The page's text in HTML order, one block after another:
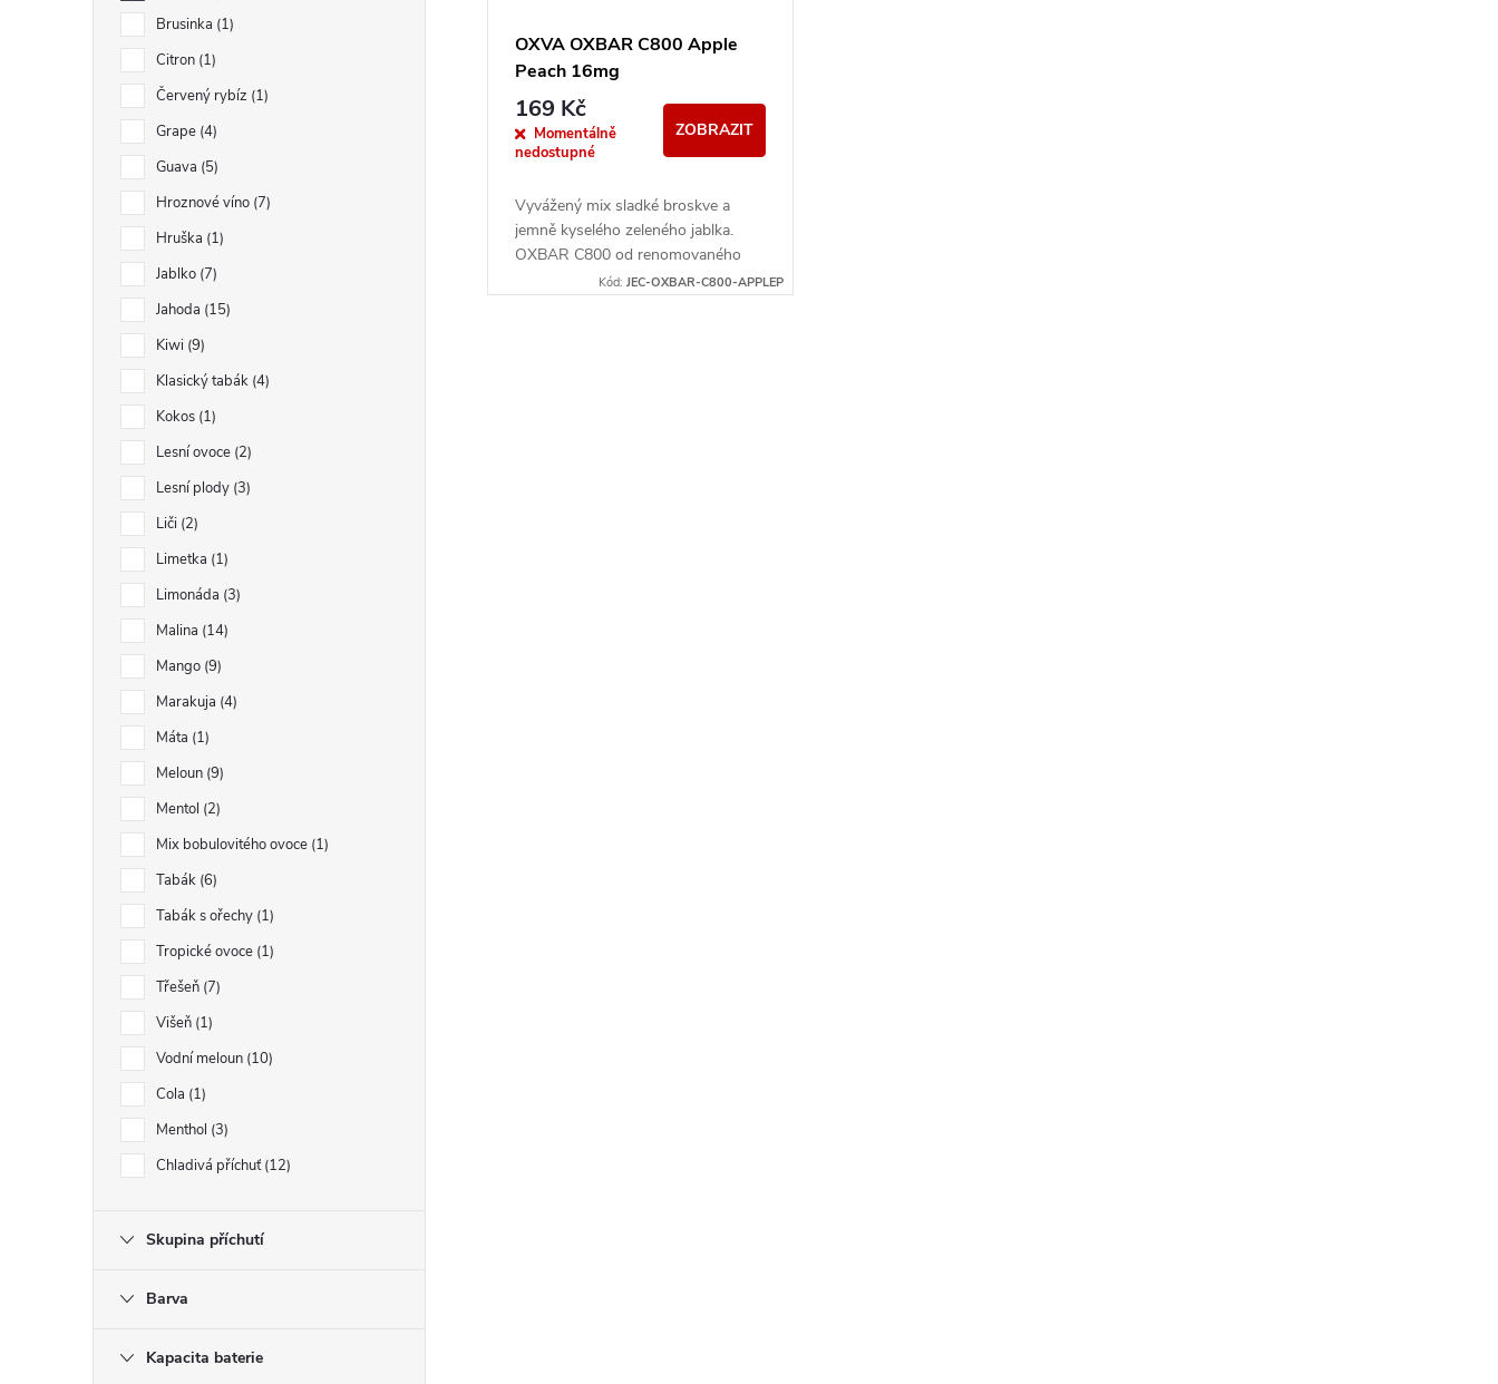
Brusinka 1
Citron 1
Červený rybíz 1
Grape 4
Guava 5
Hroznové víno 7
Hruška 1
Jablko 7
Jahoda 15
Kiwi 9
Klasický tabák 4
Kokos 1
Lesní ovoce 2
Lesní plody 3
Liči 2
Limetka 1
Limonáda 3
Malina 14
Mango 9
Marakuja 4
Máta 1
Meloun 9
Mentol 2
Mix bobulovitého ovoce 1
Tabák 6
Tabák s ořechy 1
Tropické ovoce 1
Třešeň 7
Višeň 1
Vodní meloun 10
Cola 1
Menthol 3
Chladivá příchuť 12
Skupina příchutí
Barva
Kapacita baterie
OXVA OXBAR C800 Apple
Peach 16mg
169 Kč
Momentálně
nedostupné
ZOBRAZIT
Vyvážený mix sladké broskve a
jemně kyselého zeleného jablka.
OXBAR C800 od renomovaného
výrobce OXVA přináší moderní
Kód:JEC-OXBAR-C800-APPLEP